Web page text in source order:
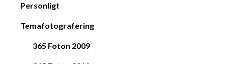
Personligt
Temafotografering
365 Foton 2009